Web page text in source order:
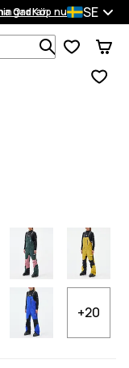
Köp nu
Ordrar SE
Sök bland
+20